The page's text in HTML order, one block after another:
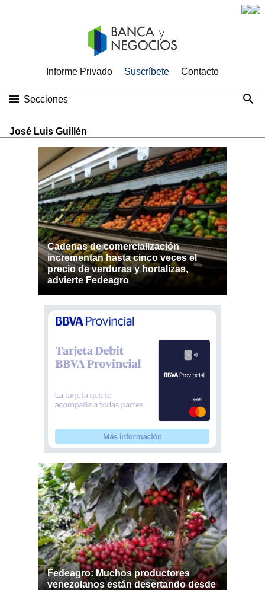
Informe Privado Suscríbete Contacto
Secciones
José Luis Guillén
Cadenas de comercialización
incrementan hasta cinco veces el
precio de verduras y hortalizas,
advierte Fedeagro
Fedeagro: Muchos productores
venezolanos están desertando desde